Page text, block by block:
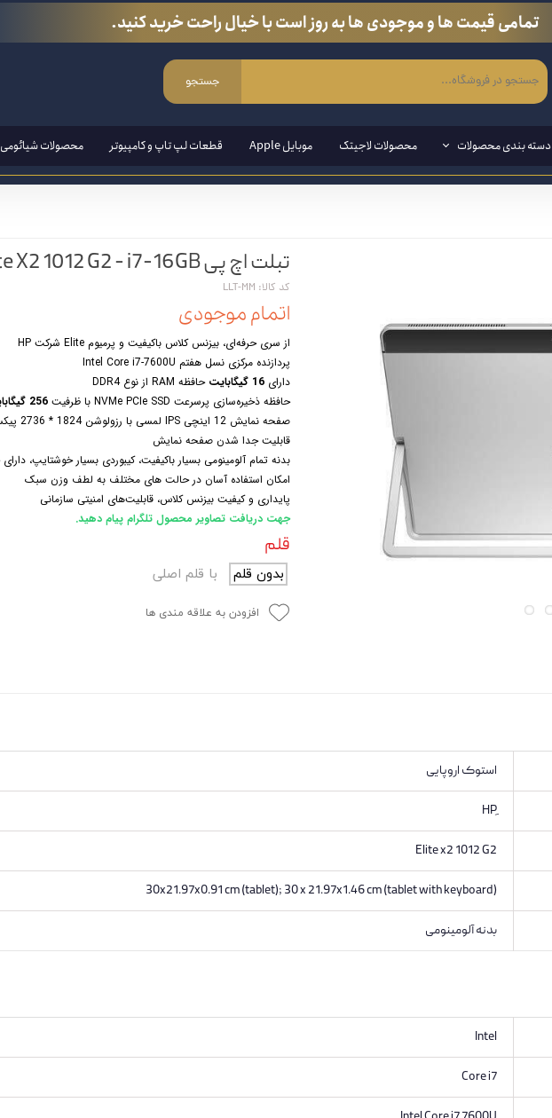
جستجو
دسته بندی محصولات
دانگل،لوازم خودرویی و محصولات کاربردی
محصولات لاجیتک موبایل Apple قطعات لپ تاپ و کامپیوتر محصولات شیائومی
تمامی قیمت ها و موجودی ها به روز است با خیال راحت خرید کنید.
تبلت اچ پی HP Elite X2 1012 G2 - i7-16GB
کد کالا: LLT-MM
اتمام موجودی
از سری حرفه‌ای، بیزنس کلاس باکیفیت و پرمیوم Elite شرکت HP
پردازنده مرکزی نسل هفتم Intel Core i7-7600U
دارای 16 گیگابایت
حافظه RAM از نوع DDR4
حافظه ذخیره‌سازی پرسرعت NVMe PCIe SSD با ظرفیت
صفحه نمایش 12 اینچی IPS لمسی با رزولوشن 1824 * 2736 پیکسل 2K
قابلیت جدا شدن صفحه نمایش
بدنه تمام آلومینومی بسیار باکیفیت، کیبوردی بسیار خوش‎تایپ، دارای حسگر اثر انگشت
امکان استفاده آسان در حالت‎ های مختلف به لطف وزن سبک
پایداری و کیفیت بیزنس کلاس، قابلیت‌های امنیتی سازمانی
جهت دریافت تصاویر محصول تلگرام پیام دهید.
قلم
بدون قلم با قلم اصلی
افزودن به علاقه مندی ها
استوک اروپایی
Elite x2 1012 G2
30x21.97x0.91 cm (tablet); 30 x 21.97x1.46 cm (tablet with keyboard)
بدنه آلومینومی
Intel
Core i7